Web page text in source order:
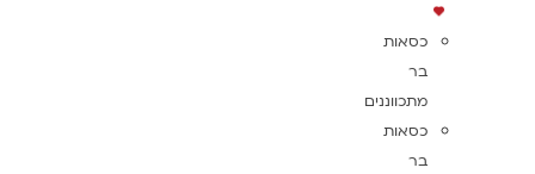
כסאות
בר
מתכווננים
כסאות
בר